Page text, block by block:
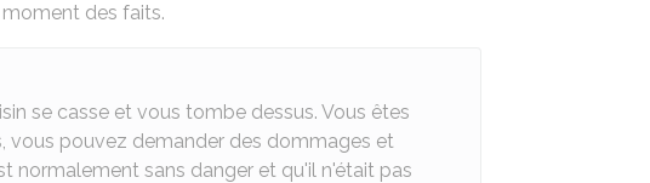
moment des faits.
se casse et vous tombe dessus. Vous êtes
vous pouvez demander des dommages et
normalement sans danger et qu'il n'était pas